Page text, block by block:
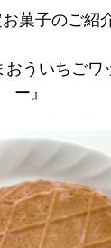
菓子のご紹
ういちごワ
ー』